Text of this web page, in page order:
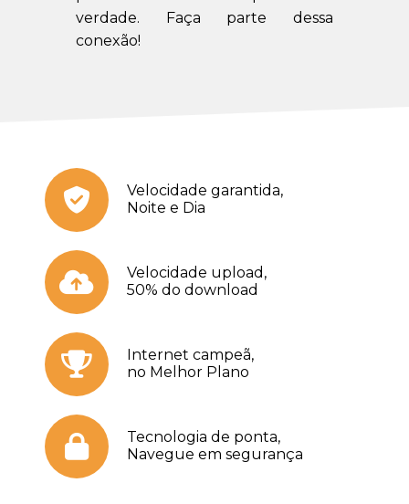
verdade. Faça parte dessa
conexão!
Velocidade garantida,
Noite e Dia
Velocidade upload,
50% do download
Internet campeã,
no Melhor Plano
Tecnologia de ponta,
Navegue em segurança